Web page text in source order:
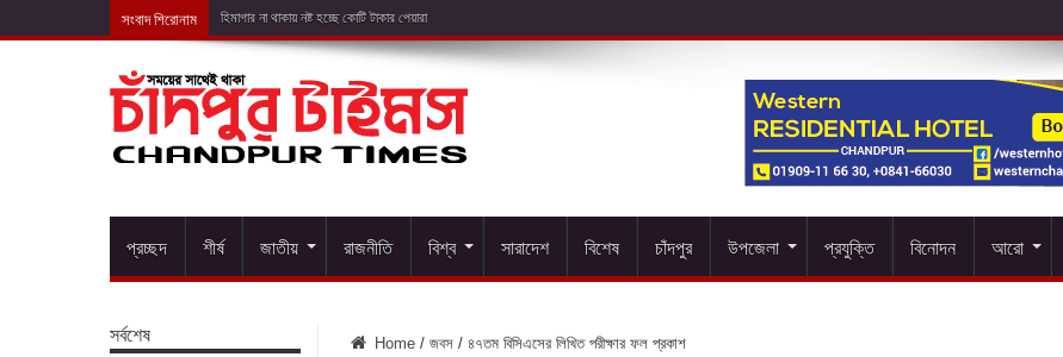
সংবাদ শিরোনাম পাকিস্তানে
প্রচ্ছদ শীর্ষ জাতীয় রাজনীতি বিশ্ব সারাদেশ বিশেষ চাঁদপুর উপজেলা প্রযুক্তি বিনোদন আরো
Home / জবস / ৪৭তম বিসিএসের লিখিত পরীক্ষার ফল প্রকাশ
সর্বশেষ